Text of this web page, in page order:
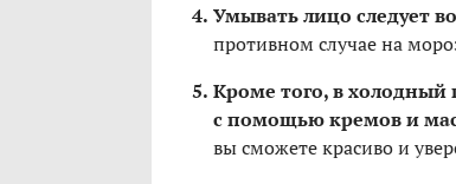
Умывать лицо следует
противном случае на
Кроме того, в холодный
с помощью кремов и
вы сможете красиво и